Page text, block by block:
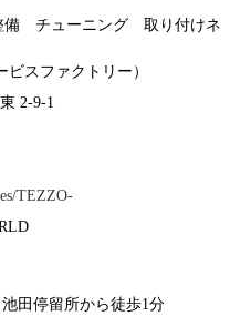
備 チューニング 取り付けネ
スファクトリー）
2-9-1
TEZZO-
田停留所から徒歩1分